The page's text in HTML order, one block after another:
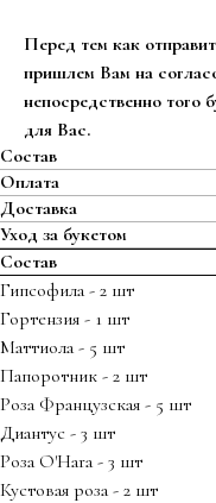
Перед тем как
пришлем Вам на
непосредственно того
для Вас.
Состав
Оплата
Доставка
Уход за букетом
Состав
Гипсофила - 2 шт
Гортензия - 1 шт
Маттиола - 5 шт
Папоротник - 2 шт
Роза Французская - 5 шт
Диантус - 3 шт
Роза O'Hara - 3 шт
Кустовая роза - 2 шт